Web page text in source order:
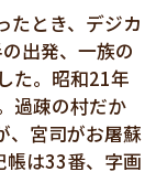
たとき、デジカ
出発、一族の
た。昭和21年
過疎の村だか
、宮司がお屠蘇
帳は33番、字画